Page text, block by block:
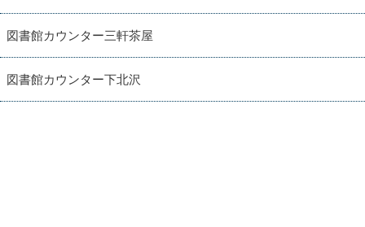
図書館カウンター三軒茶屋
図書館カウンター下北沢